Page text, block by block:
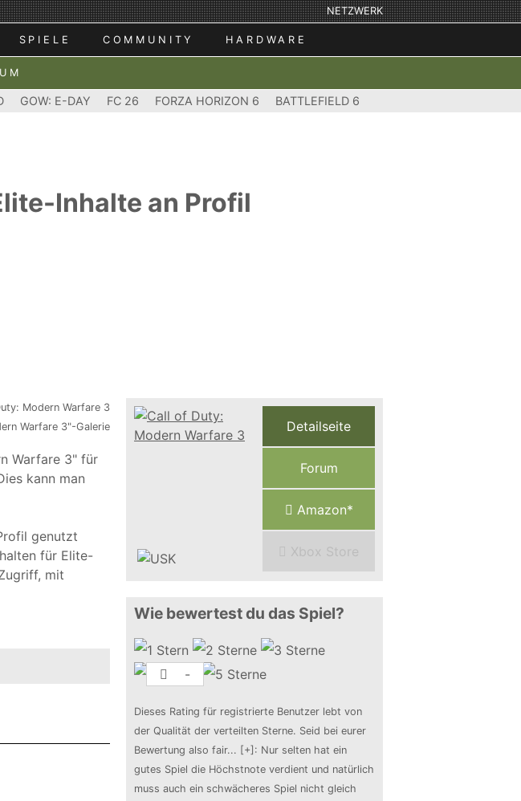
NETZWERK
SPIELE COMMUNITY HARDWARE
GOW: E-DAY FC 26 FORZA HORIZON 6 BATTLEFIELD 6
Inhalte an Profil
Warfare 3"-Galerie
Warfare 3" für
kann man
genutzt
für Elite-
mit
Detailseite
Forum
Amazon*
Xbox Store
Wie bewertest du das Spiel?
-
Dieses Rating für registrierte Benutzer lebt von
der Qualität der verteilten Sterne. Seid bei eurer
Bewertung also fair... [+] : Nur selten hat ein
gutes Spiel die Höchstnote verdient und natürlich
muss auch ein schwächeres Spiel nicht gleich